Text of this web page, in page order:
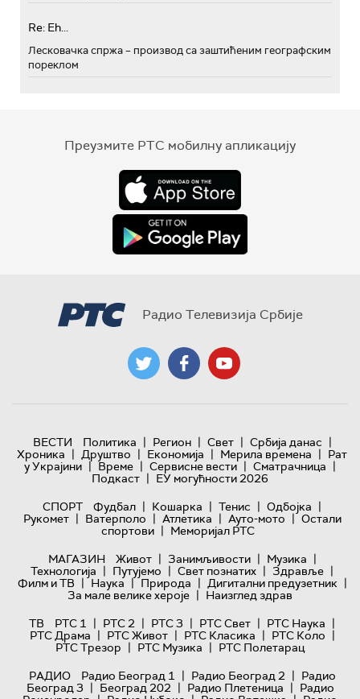
Re: Eh...
Лесковачка спржа – производ са заштићеним географским
пореклом
Преузмите РТС мобилну апликацију
Радио Телевизија Србије
ВЕСТИ Политика | Регион | Свет | Србија данас |
Хроника | Друштво | Економија | Мерила времена | Рат
у Украјини | Време | Сервисне вести | Сматрачница |
Подкаст | ЕУ могућности 2026
СПОРТ
Фудбал | Кошарка | Тенис | Одбојка |
Рукомет | Ватерполо | Атлетика | Ауто-мото | Остали
спортови | Меморијал РТС
МАГАЗИН
Живот | Занимљивости | Музика |
Технологијa | Путујемо | Свет познатих | Здравље |
Филм и ТВ | Наука | Природа | Дигитални предузетник |
За мале велике хероје | Наизглед здрав
ТВ
РТС 1 | РТС 2 | РТС 3 | РТС Свет | РТС Наука |
РТС Драма | РТС Живот | РТС Класика | РТС Коло |
РТС Трезор | РТС Музика | РТС Полетарац
РАДИО
Радио Београд 1 | Радио Београд 2 | Радио
Београд 3 | Београд 202 | Радио Плетеница | Радио